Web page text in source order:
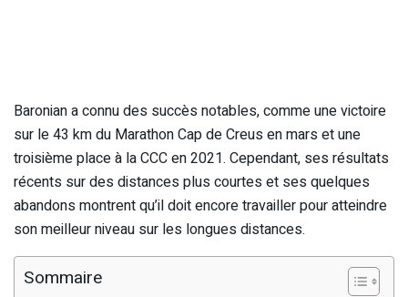
Baronian a connu des succès notables, comme une victoire
sur le 43 km du Marathon Cap de Creus en mars et une
troisième place à la CCC en 2021. Cependant, ses résultats
récents sur des distances plus courtes et ses quelques
abandons montrent qu’il doit encore travailler pour atteindre
son meilleur niveau sur les longues distances.
Sommaire